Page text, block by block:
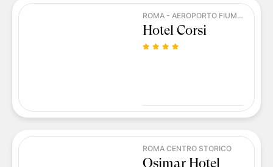
ROMA - AEROPORTO FIUMICINO
Hotel Corsi
ROMA CENTRO STORICO
Osimar Hotel